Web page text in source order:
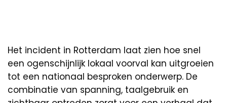
Het incident in Rotterdam laat zien hoe snel
een ogenschijnlijk lokaal voorval kan uitgroeien
tot een nationaal besproken onderwerp. De
combinatie van spanning, taalgebruik en